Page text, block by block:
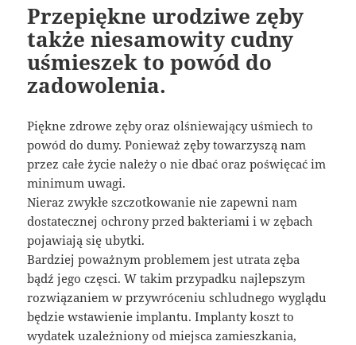
Przepiękne urodziwe zęby
także niesamowity cudny
uśmieszek to powód do
zadowolenia.
Piękne zdrowe zęby oraz olśniewający uśmiech to
powód do dumy. Ponieważ zęby towarzyszą nam
przez całe życie należy o nie dbać oraz poświęcać im
minimum uwagi.
Nieraz zwykłe szczotkowanie nie zapewni nam
dostatecznej ochrony przed bakteriami i w zębach
pojawiają się ubytki.
Bardziej poważnym problemem jest utrata zęba
bądź jego częsci. W takim przypadku najlepszym
rozwiązaniem w przywróceniu schludnego wyglądu
będzie wstawienie implantu. Implanty koszt to
wydatek uzależniony od miejsca zamieszkania,